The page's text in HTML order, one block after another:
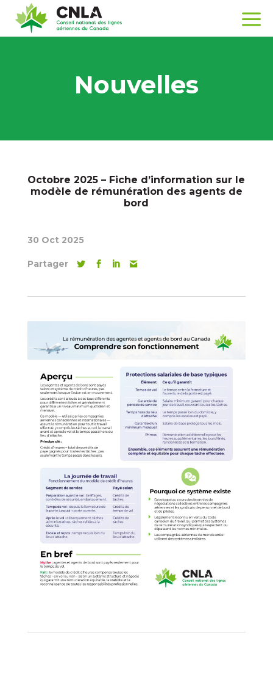
Nouvelles
Octobre 2025 – Fiche d’information sur le
modèle de rémunération des agents de
bord
30 Oct 2025
Partager